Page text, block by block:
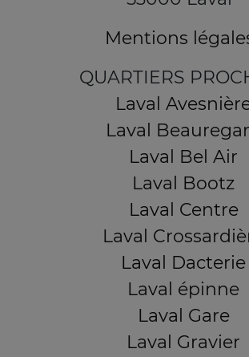
Mentions
QUARTIERS
Laval
Laval
Laval Bel Air
Laval Bootz
Laval Centre
Laval
Laval Dacterie
Laval épinne
Laval Gare
Laval Gravier